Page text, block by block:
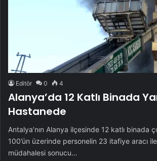
Editör 0 4
Alanya’da 12 Katlı Binada
Hastanede
Antalya’nın Alanya ilçesinde 12 katlı binada
100’ün üzerinde personelin 23 itafiye aracı
müdahalesi sonucu…